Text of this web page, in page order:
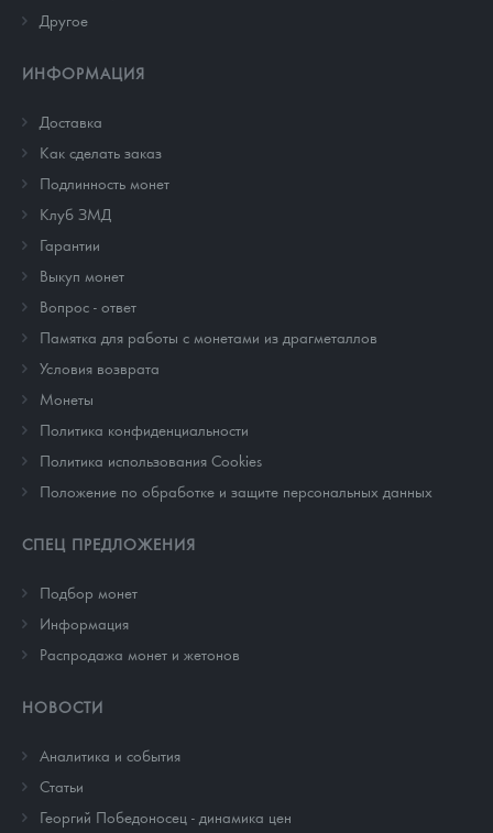
Другое
ИНФОРМАЦИЯ
Доставка
Как сделать заказ
Подлинность монет
Клуб ЗМД
Гарантии
Выкуп монет
Вопрос - ответ
Памятка для работы с монетами из драгметаллов
Условия возврата
Монеты
Политика конфиденциальности
Политика использования Cookies
Положение по обработке и защите персональных данных
СПЕЦ ПРЕДЛОЖЕНИЯ
Подбор монет
Информация
Распродажа монет и жетонов
НОВОСТИ
Аналитика и события
Cтатьи
Георгий Победоносец - динамика цен